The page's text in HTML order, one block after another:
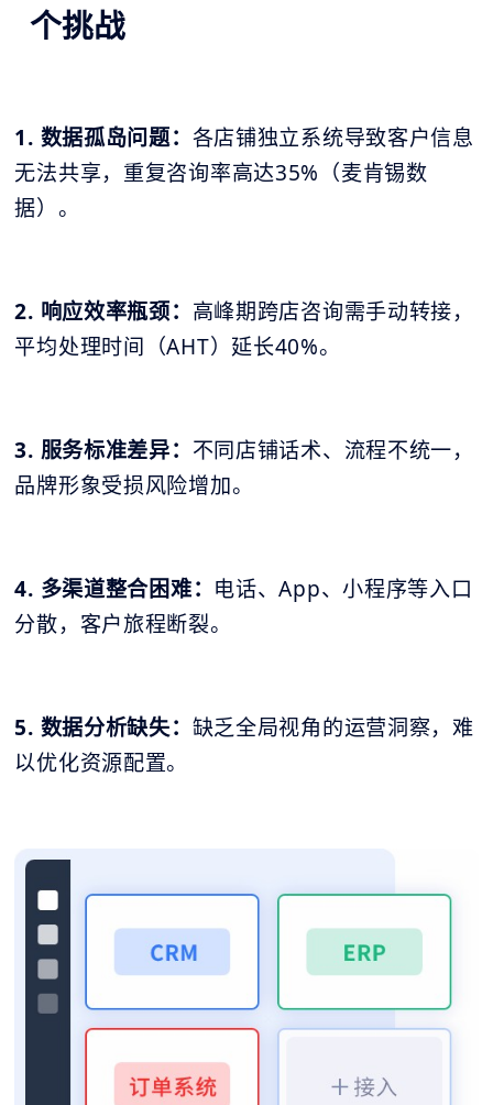
个挑战
1. 数据孤岛问题： 各店铺独立系统导致客户信息
无法共享，重复咨询率高达35%（麦肯锡数
据）。
2. 响应效率瓶颈： 高峰期跨店咨询需手动转接，
平均处理时间（AHT）延长40%。
3. 服务标准差异： 不同店铺话术、流程不统一，
品牌形象受损风险增加。
4. 多渠道整合困难： 电话、App、小程序等入口
分散，客户旅程断裂。
5. 数据分析缺失： 缺乏全局视角的运营洞察，难
以优化资源配置。